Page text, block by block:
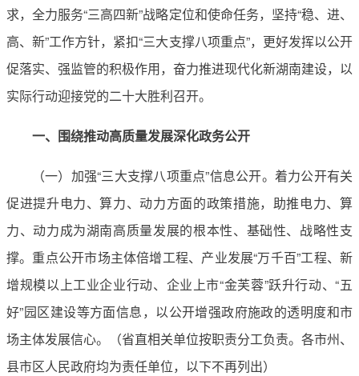
求，全力服务“三高四新”战略定位和使命任务，坚持“稳、进、
高、新”工作方针，紧扣“三大支撑八项重点”，更好发挥以公开
促落实、强监管的积极作用，奋力推进现代化新湖南建设，以
实际行动迎接党的二十大胜利召开。
一、围绕推动高质量发展深化政务公开
（一）加强“三大支撑八项重点”信息公开。着力公开有关
促进提升电力、算力、动力方面的政策措施，助推电力、算
力、动力成为湖南高质量发展的根本性、基础性、战略性支
撑。重点公开市场主体倍增工程、产业发展“万千百”工程、新
增规模以上工业企业行动、企业上市“金芙蓉”跃升行动、“五
好”园区建设等方面信息，以公开增强政府施政的透明度和市
场主体发展信心。（省直相关单位按职责分工负责。各市州、
县市区人民政府均为责任单位，以下不再列出）